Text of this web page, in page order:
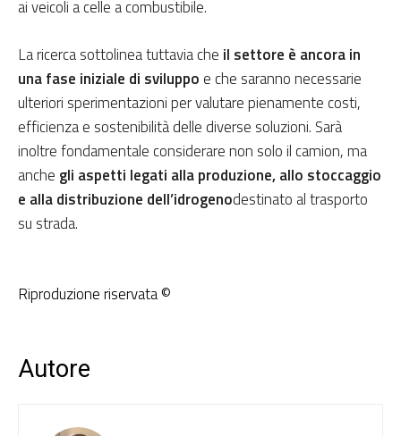
ai veicoli a celle a combustibile.
La ricerca sottolinea tuttavia che il settore è ancora in
una fase iniziale di sviluppo e che saranno necessarie
ulteriori sperimentazioni per valutare pienamente costi,
efficienza e sostenibilità delle diverse soluzioni. Sarà
inoltre fondamentale considerare non solo il camion, ma
anche gli aspetti legati alla produzione, allo stoccaggio
e alla distribuzione dell’idrogenodestinato al trasporto
su strada.
Riproduzione riservata ©
Autore